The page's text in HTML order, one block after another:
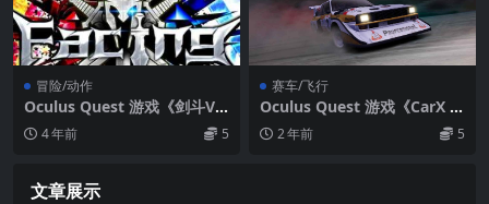
冒险/动作
Oculus Quest 游戏《剑斗V
R》Facing VR
4 年前 5
赛车/飞行
Oculus Quest 游戏《CarX 拉
力赛》CarX Rally VR
2 年前 5
文章展示